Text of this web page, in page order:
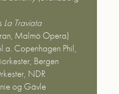
La Traviata
Malmö Opera)
Copenhagen Phil,
Bergen
NDR
og Gävle